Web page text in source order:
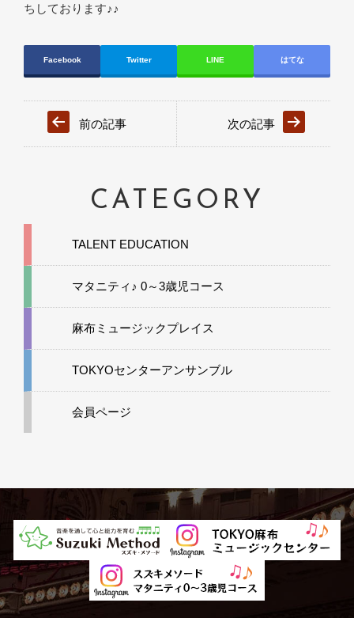
ちしております♪♪
Facebook Twitter LINE はてな
前の記事 次の記事
CATEGORY
TALENT EDUCATION
マタニティ♪ 0～3歳児コース
麻布ミュージックプレイス
TOKYOセンターアンサンブル
会員ページ